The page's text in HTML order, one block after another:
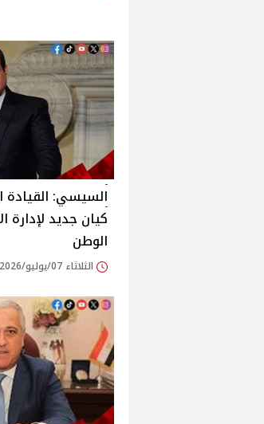
السيسي: القيادة
كيان جديد لإدارة
الوطن
الثلاثاء 07/يوليو/2026 - 03:16 م